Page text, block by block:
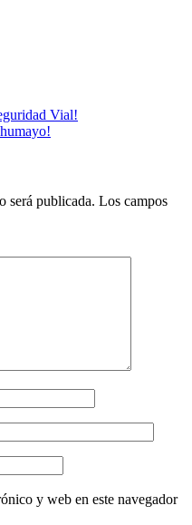
Vial!
será publicada. Los campos
y web en este navegador